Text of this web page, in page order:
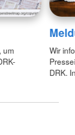
um
Wir
DRK.